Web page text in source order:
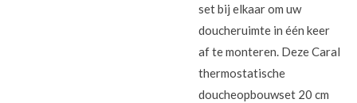
set bij elkaar om uw
doucheruimte in één keer
af te monteren. Deze Caral
thermostatische
doucheopbouwset 20 cm